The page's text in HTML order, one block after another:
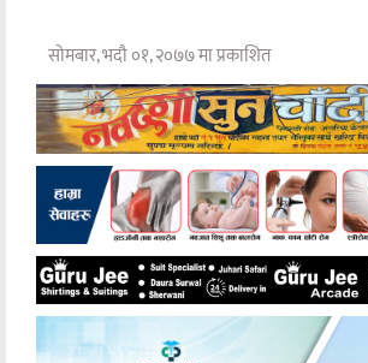
सोमबार, भदौ ०१, २०७७ मा प्रकाशित